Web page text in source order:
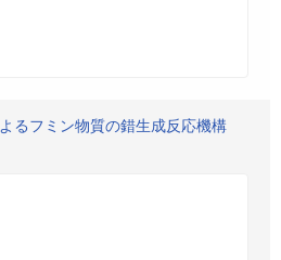
るフミン物質の錯生成反応機構